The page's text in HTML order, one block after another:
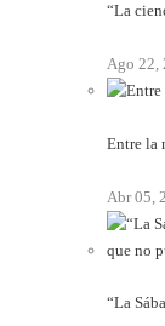
“La
Ago 22,
Entre la
Abr 05,
“La